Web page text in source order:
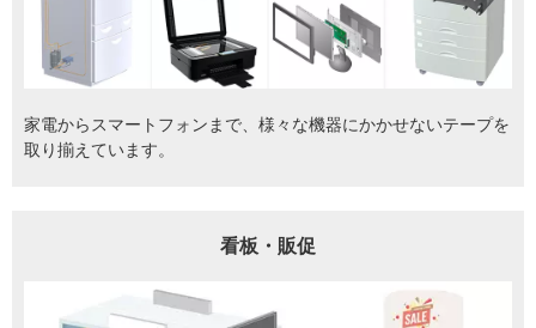
家電からスマートフォンまで、様々な機器にかかせないテープを
取り揃えています。
看板・販促